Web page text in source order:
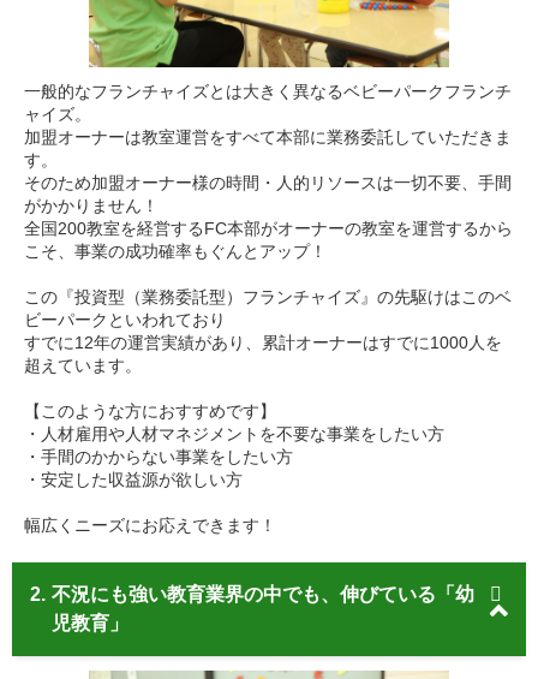
一般的なフランチャイズとは大きく異なるベビーパークフランチ
ャイズ。
加盟オーナーは教室運営をすべて本部に業務委託していただきま
す。
そのため加盟オーナー様の時間・人的リソースは一切不要、手間
がかかりません！
全国200教室を経営するFC本部がオーナーの教室を運営するから
こそ、事業の成功確率もぐんとアップ！
この『投資型（業務委託型）フランチャイズ』の先駆けはこのベ
ビーパークといわれており
すでに12年の運営実績があり、累計オーナーはすでに1000人を
超えています。
【このような方におすすめです】
・人材雇用や人材マネジメントを不要な事業をしたい方
・手間のかからない事業をしたい方
・安定した収益源が欲しい方
幅広くニーズにお応えできます！
2. 不況にも強い教育業界の中でも、伸びている「幼
児教育」